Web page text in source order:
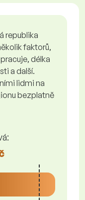
republika
faktorů,
délka
a další.
lidmi na
bezplatně